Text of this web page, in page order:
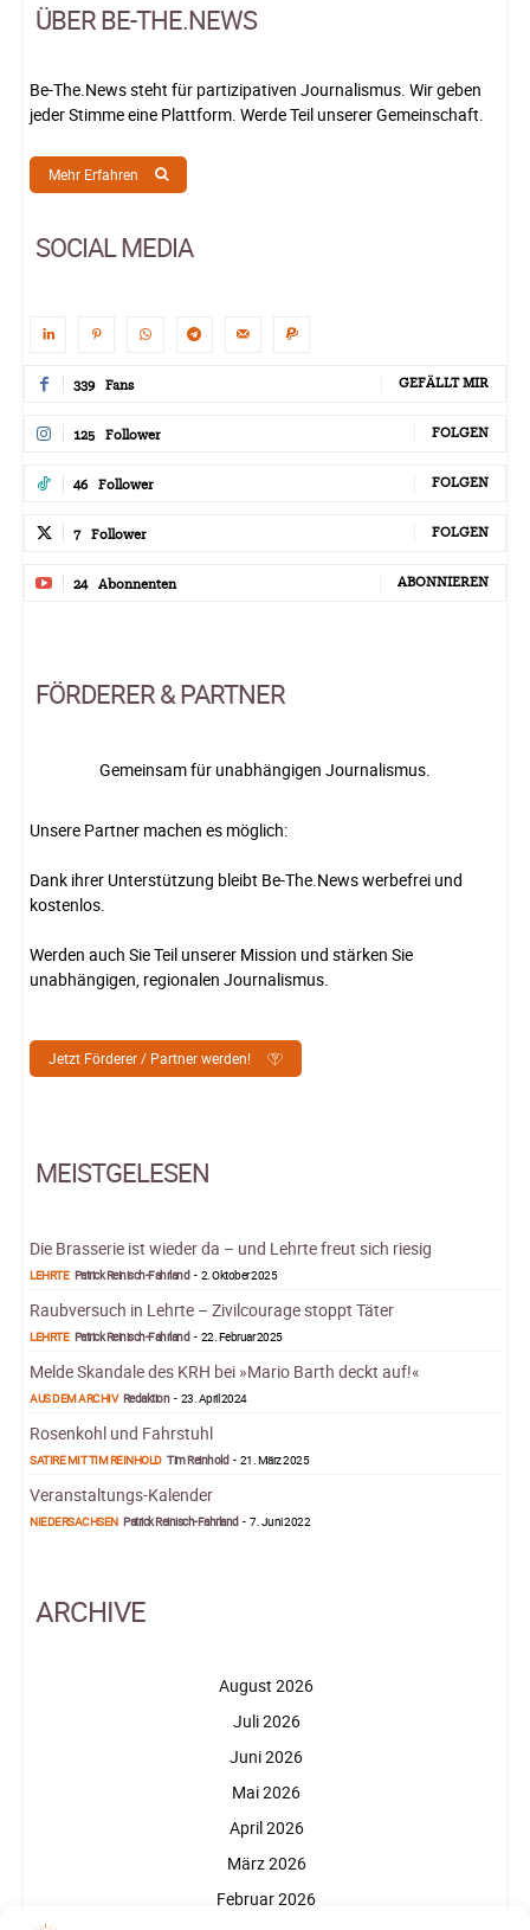
ÜBER BE-THE.NEWS
Be-The.News steht für partizipativen Journalismus. Wir geben
jeder Stimme eine Plattform. Werde Teil unserer Gemeinschaft.
Mehr Erfahren
SOCIAL MEDIA
339 Fans GEFÄLLT MIR
125 Follower FOLGEN
46 Follower FOLGEN
7 Follower FOLGEN
24 Abonnenten ABONNIEREN
FÖRDERER & PARTNER
Gemeinsam für unabhängigen Journalismus.
Unsere Partner machen es möglich:
Dank ihrer Unterstützung bleibt Be-The.News werbefrei und
kostenlos.
Werden auch Sie Teil unserer Mission und stärken Sie
unabhängigen, regionalen Journalismus.
Jetzt Förderer / Partner werden!
MEISTGELESEN
Die Brasserie ist wieder da – und Lehrte freut sich riesig
LEHRTE Patrick Reinisch-Fahrland - 2. Oktober 2025
Raubversuch in Lehrte – Zivilcourage stoppt Täter
LEHRTE Patrick Reinisch-Fahrland - 22. Februar 2025
Melde Skandale des KRH bei »Mario Barth deckt auf!«
AUS DEM ARCHIV Redaktion - 23. April 2024
Rosenkohl und Fahrstuhl
SATIRE MIT TIM REINHOLD Tim Reinhold - 21. März 2025
Veranstaltungs-Kalender
NIEDERSACHSEN Patrick Reinisch-Fahrland - 7. Juni 2022
ARCHIVE
August 2026
Juli 2026
Juni 2026
Mai 2026
April 2026
März 2026
Februar 2026